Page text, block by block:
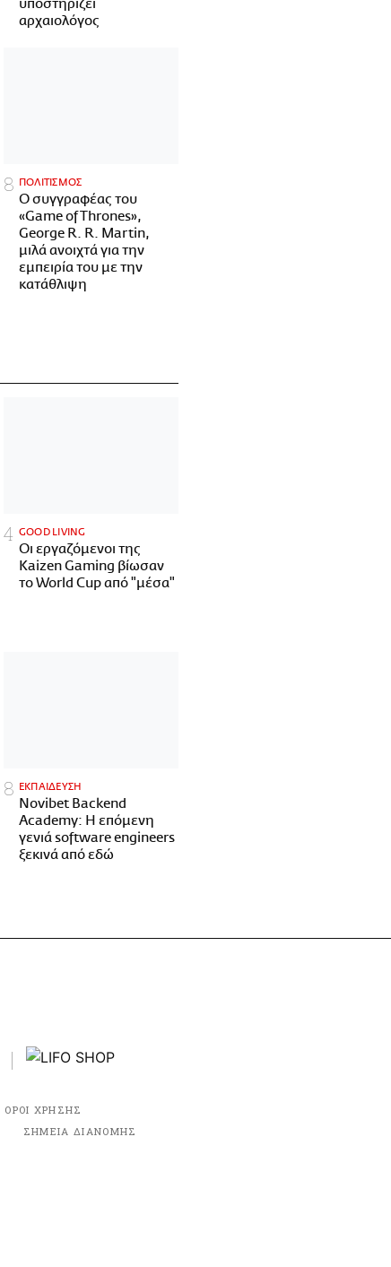
υποστηρίζει
αρχαιολόγος
ΠΟΛΙΤΙΣΜΟΣ
Ο συγγραφέας του
«Game of Thrones»,
George R. R. Martin,
μιλά ανοιχτά για την
εμπειρία του με την
κατάθλιψη
GOOD LIVING
Οι εργαζόμενοι της
Kaizen Gaming βίωσαν
το World Cup από "μέσα"
ΕΚΠΑΙΔΕΥΣΗ
Novibet Backend
Academy: Η επόμενη
γενιά software engineers
ξεκινά από εδώ
ΟΡΟΙ ΧΡΗΣΗΣ
ΣΗΜΕΙΑ ΔΙΑΝΟΜΗΣ